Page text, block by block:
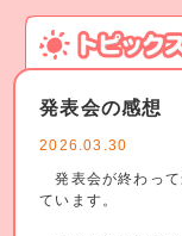
発表会の感想
2026.03.30
発表会が終わって
ています。